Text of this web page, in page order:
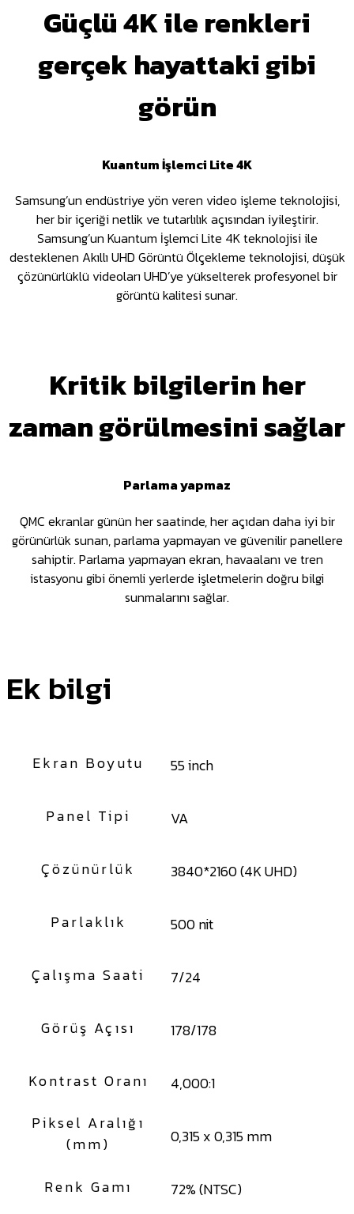
Güçlü 4K ile renkleri
gerçek hayattaki gibi
görün
Kuantum İşlemci Lite 4K
Samsung’un endüstriye yön veren video işleme teknolojisi,
her bir içeriği netlik ve tutarlılık açısından iyileştirir.
Samsung’un Kuantum İşlemci Lite 4K teknolojisi ile
desteklenen Akıllı UHD Görüntü Ölçekleme teknolojisi, düşük
çözünürlüklü videoları UHD’ye yükselterek profesyonel bir
görüntü kalitesi sunar.
Kritik bilgilerin her
zaman görülmesini sağlar
Parlama yapmaz
QMC ekranlar günün her saatinde, her açıdan daha iyi bir
görünürlük sunan, parlama yapmayan ve güvenilir panellere
sahiptir. Parlama yapmayan ekran, havaalanı ve tren
istasyonu gibi önemli yerlerde işletmelerin doğru bilgi
sunmalarını sağlar.
Ek bilgi
Ekran Boyutu 55 inch
Panel Tipi VA
Çözünürlük 3840*2160 (4K UHD)
Parlaklık 500 nit
Çalışma Saati 7/24
Görüş Açısı 178/178
Kontrast Oranı
4,000:1
Piksel Aralığı
(mm)
0,315 x 0,315 mm
Renk Gamı 72% (NTSC)